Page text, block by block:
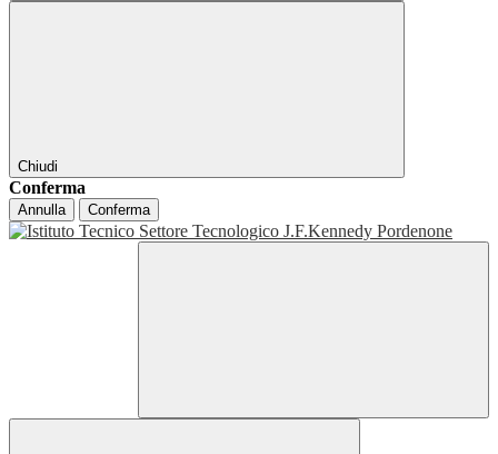
Chiudi
Conferma
Annulla Conferma